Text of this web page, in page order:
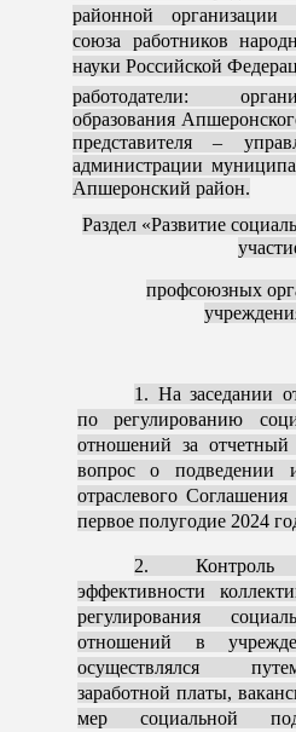
районной организации
союза работников
науки Российской
работодатели:
образования
представителя –
администрации
Апшеронский район.
Раздел «Развитие
профсоюзных
1. На заседании
по регулированию
отношений за отчетный
вопрос о подведении
отраслевого
первое полугодие 2024
2.
эффективности
регулирования
отношений в
осуществлялся
заработной платы,
мер социальной